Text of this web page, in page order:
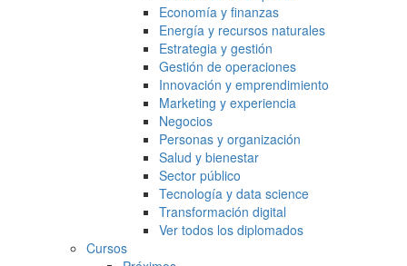
Economía y finanzas
Energía y recursos naturales
Estrategia y gestión
Gestión de operaciones
Innovación y emprendimiento
Marketing y experiencia
Negocios
Personas y organización
Salud y bienestar
Sector público
Tecnología y data science
Transformación digital
Ver todos los diplomados
Cursos